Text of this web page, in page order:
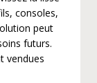
consoles,
peut
futurs.
vendues